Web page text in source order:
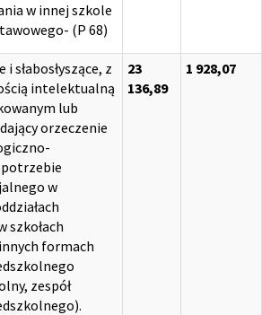
w innej szkole
(P 68)
i słabosłyszące, z
intelektualną
lub
orzeczenie
w
szkołach
formach
zespół
23
136,89
1 928,07